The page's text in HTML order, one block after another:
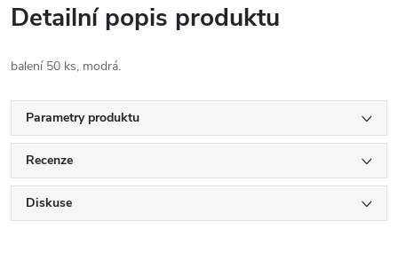
Detailní popis produktu
balení 50 ks, modrá.
Parametry produktu
Recenze
Diskuse